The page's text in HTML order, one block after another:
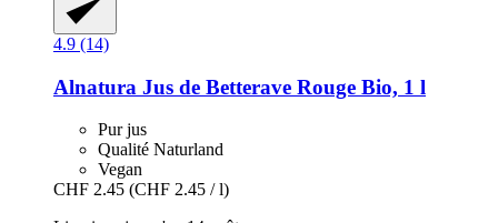
4.9 (14)
Alnatura Jus de Betterave Rouge Bio, 1 l
Pur jus
Qualité Naturland
Vegan
CHF 2.45 (CHF 2.45 / l)